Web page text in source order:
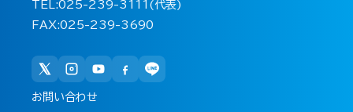
TEL:025-239-3111(代表)
FAX:025-239-3690
お問い合わせ